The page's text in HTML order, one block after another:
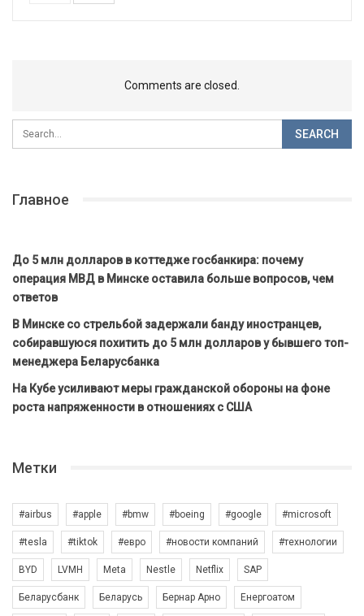
Comments are closed.
Главное
До 5 млн долларов в коттедже госбанкира: почему
операция МВД в Минске оставила больше вопросов, чем
ответов
В Минске со стрельбой задержали банду иностранцев,
собиравшуюся похитить до 5 млн долларов у бывшего топ-
менеджера Беларусбанка
На Кубе усиливают меры гражданской обороны на фоне
роста напряженности в отношениях с США
Метки
#airbus #apple #bmw #boeing #google #microsoft
#tesla #tiktok #евро #новости компаний #технологии
BYD LVMH Meta Nestle Netflix SAP
Беларусбанк Беларусь Бернар Арно Енергоатом